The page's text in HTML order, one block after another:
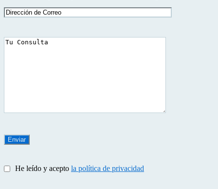
He leído y acepto la política de privacidad